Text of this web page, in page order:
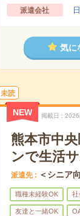
派遣会社
気に
未読
NEW 掲載日
熊本市中
ンで生活
派遣先 ＜シニア
職種未経験OK 社
友達と一緒OK